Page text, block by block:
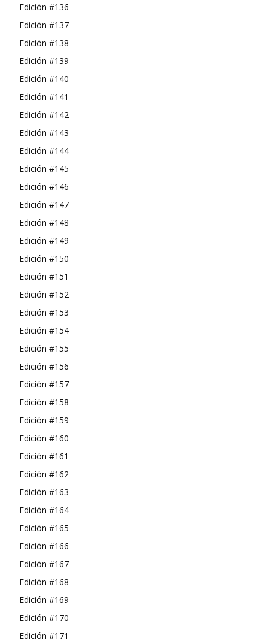
Edición #136
Edición #137
Edición #138
Edición #139
Edición #140
Edición #141
Edición #142
Edición #143
Edición #144
Edición #145
Edición #146
Edición #147
Edición #148
Edición #149
Edición #150
Edición #151
Edición #152
Edición #153
Edición #154
Edición #155
Edición #156
Edición #157
Edición #158
Edición #159
Edición #160
Edición #161
Edición #162
Edición #163
Edición #164
Edición #165
Edición #166
Edición #167
Edición #168
Edición #169
Edición #170
Edición #171